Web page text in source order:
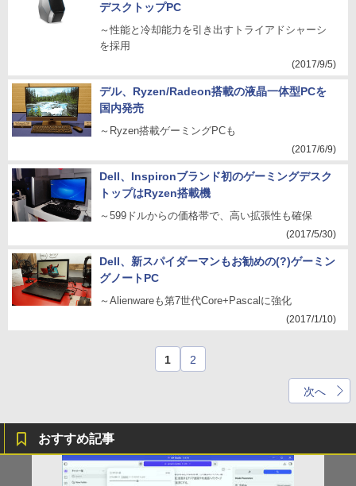
デスクトップPC
～性能と冷却能力を引き出すトライアドシャーシ
を採用
(2017/9/5)
デル、Ryzen/Radeon搭載の液晶一体型PCを
国内発売
～Ryzen搭載ゲーミングPCも
(2017/6/9)
Dell、Inspironブランド初のゲーミングデスク
トップはRyzen搭載機
～599ドルからの価格帯で、高い拡張性も確保
(2017/5/30)
Dell、新スパイダーマンもお勧めの(?)ゲーミン
グノートPC
～Alienwareも第7世代Core+Pascalに強化
(2017/1/10)
1 2
次へ
おすすめ記事